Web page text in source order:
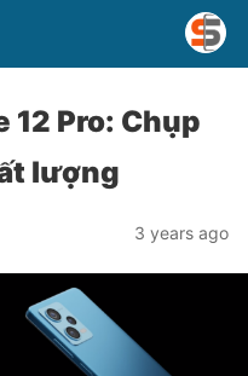
12 Pro: Chụp
lượng
3 years ago